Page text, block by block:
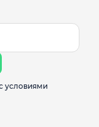
условиями